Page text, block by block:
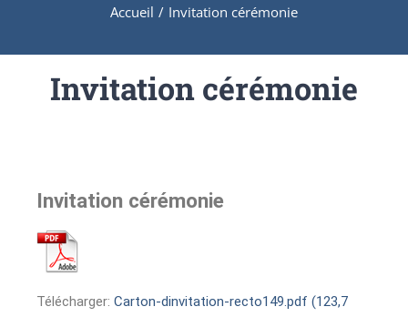
Accueil / Invitation cérémonie
Invitation cérémonie
Invitation cérémonie
Télécharger: Carton-dinvitation-recto149.pdf (123,7